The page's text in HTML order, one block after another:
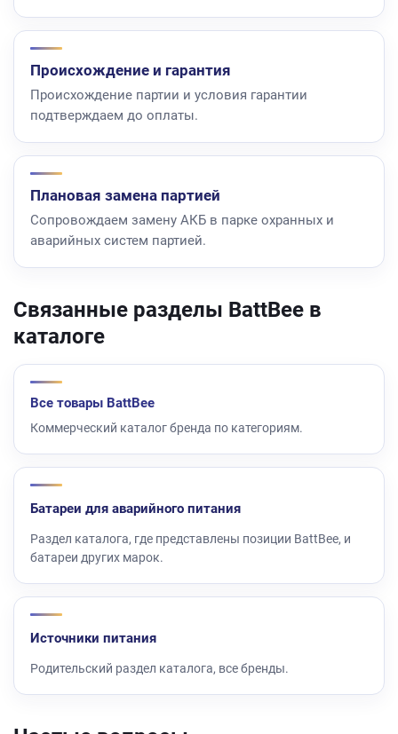
Происхождение и гарантия
Происхождение партии и условия гарантии
подтверждаем до оплаты.
Плановая замена партией
Сопровождаем замену АКБ в парке охранных и
аварийных систем партией.
Связанные разделы BattBee в
каталоге
Все товары BattBee
Коммерческий каталог бренда по категориям.
Батареи для аварийного питания
Раздел каталога, где представлены позиции BattBee, и
батареи других марок.
Источники питания
Родительский раздел каталога, все бренды.